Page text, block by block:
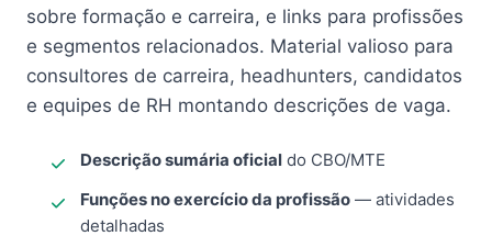
sobre formação e carreira, e links para profissões
e segmentos relacionados. Material valioso para
consultores de carreira, headhunters, candidatos
e equipes de RH montando descrições de vaga.
Descrição sumária oficial do CBO/MTE
Funções no exercício da profissão — atividades
detalhadas